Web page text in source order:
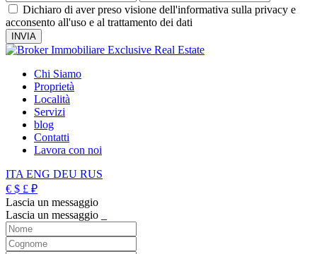
Dichiaro di aver preso visione dell'informativa sulla privacy e
acconsento all'uso e al trattamento dei dati
Chi Siamo
Proprietà
Località
Servizi
blog
Contatti
Lavora con noi
ITA ENG DEU RUS
€ $ £ ₽
Lascia un messaggio
Lascia un messaggio